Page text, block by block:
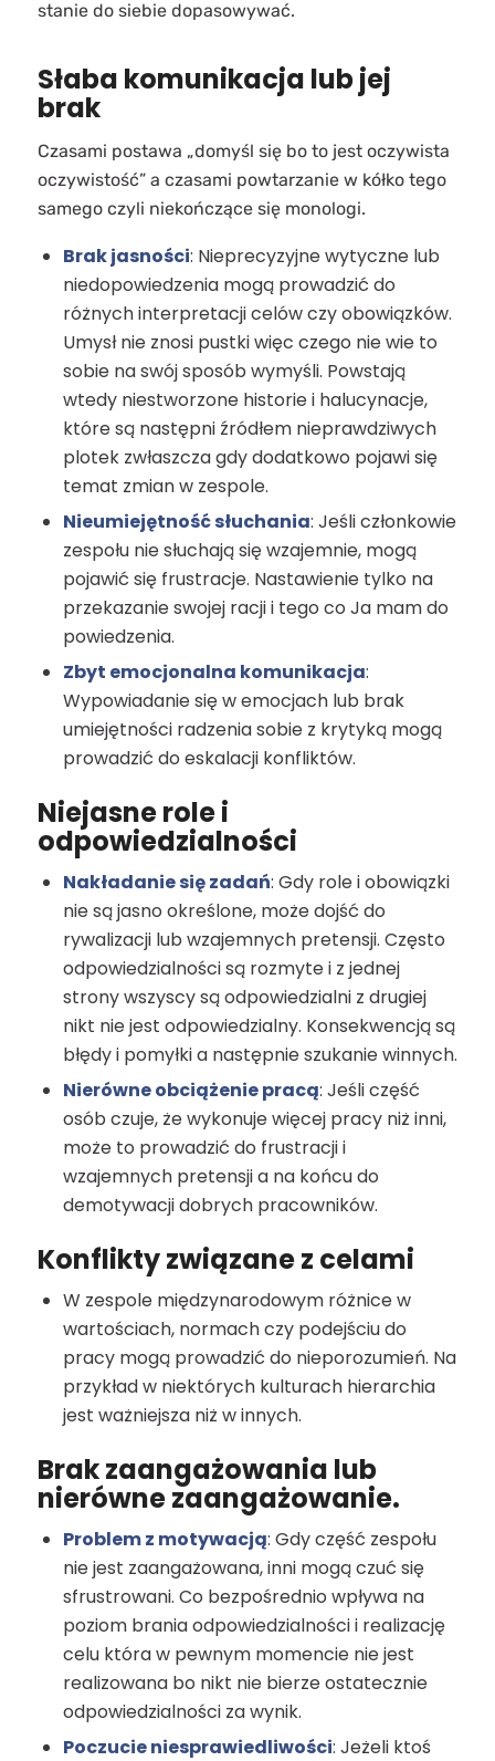
stanie do siebie dopasowywać.
Słaba komunikacja lub jej
brak
Czasami postawa „domyśl się bo to jest oczywista
oczywistość” a czasami powtarzanie w kółko tego
samego czyli niekończące się monologi.
Brak jasności: Nieprecyzyjne wytyczne lub
niedopowiedzenia mogą prowadzić do
różnych interpretacji celów czy obowiązków.
Umysł nie znosi pustki więc czego nie wie to
sobie na swój sposób wymyśli. Powstają
wtedy niestworzone historie i halucynacje,
które są następni źródłem nieprawdziwych
plotek zwłaszcza gdy dodatkowo pojawi się
temat zmian w zespole.
Nieumiejętność słuchania: Jeśli członkowie
zespołu nie słuchają się wzajemnie, mogą
pojawić się frustracje. Nastawienie tylko na
przekazanie swojej racji i tego co Ja mam do
powiedzenia.
Zbyt emocjonalna komunikacja:
Wypowiadanie się w emocjach lub brak
umiejętności radzenia sobie z krytyką mogą
prowadzić do eskalacji konfliktów.
Niejasne role i
odpowiedzialności
Nakładanie się zadań: Gdy role i obowiązki
nie są jasno określone, może dojść do
rywalizacji lub wzajemnych pretensji. Często
odpowiedzialności są rozmyte i z jednej
strony wszyscy są odpowiedzialni z drugiej
nikt nie jest odpowiedzialny. Konsekwencją są
błędy i pomyłki a następnie szukanie winnych.
Nierówne obciążenie pracą: Jeśli część
osób czuje, że wykonuje więcej pracy niż inni,
może to prowadzić do frustracji i
wzajemnych pretensji a na końcu do
demotywacji dobrych pracowników.
Konflikty związane z celami
W zespole międzynarodowym różnice w
wartościach, normach czy podejściu do
pracy mogą prowadzić do nieporozumień. Na
przykład w niektórych kulturach hierarchia
jest ważniejsza niż w innych.
Brak zaangażowania lub
nierówne zaangażowanie.
Problem z motywacją: Gdy część zespołu
nie jest zaangażowana, inni mogą czuć się
sfrustrowani. Co bezpośrednio wpływa na
poziom brania odpowiedzialności i realizację
celu która w pewnym momencie nie jest
realizowana bo nikt nie bierze ostatecznie
odpowiedzialności za wynik.
Poczucie niesprawiedliwości: Jeżeli ktoś